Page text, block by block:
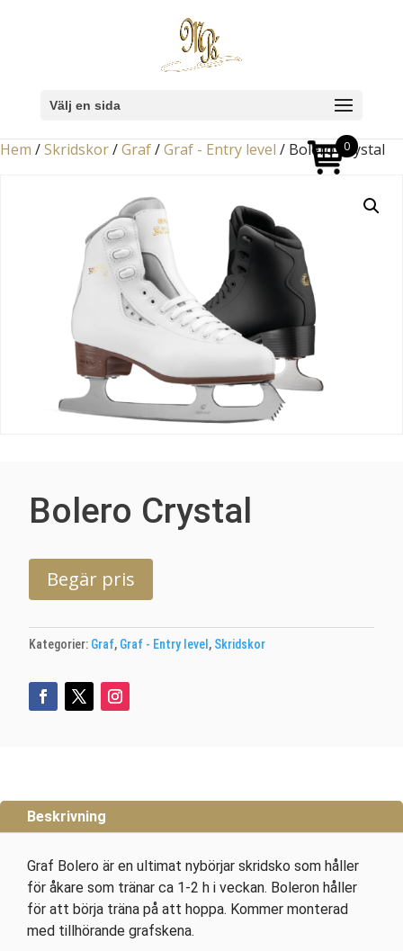
Välj en sida
Hem /Skridskor/Graf/Graf - Entry level / Bolero Crystal
Bolero Crystal
Begär pris
Kategorier: Graf, Graf - Entry level , Skridskor
Beskrivning
Graf Bolero är en ultimat nybörjar skridsko som håller
för åkare som tränar ca 1-2 h i veckan. Boleron håller
för att börja träna på att hoppa. Kommer monterad
med tillhörande grafskena.
0